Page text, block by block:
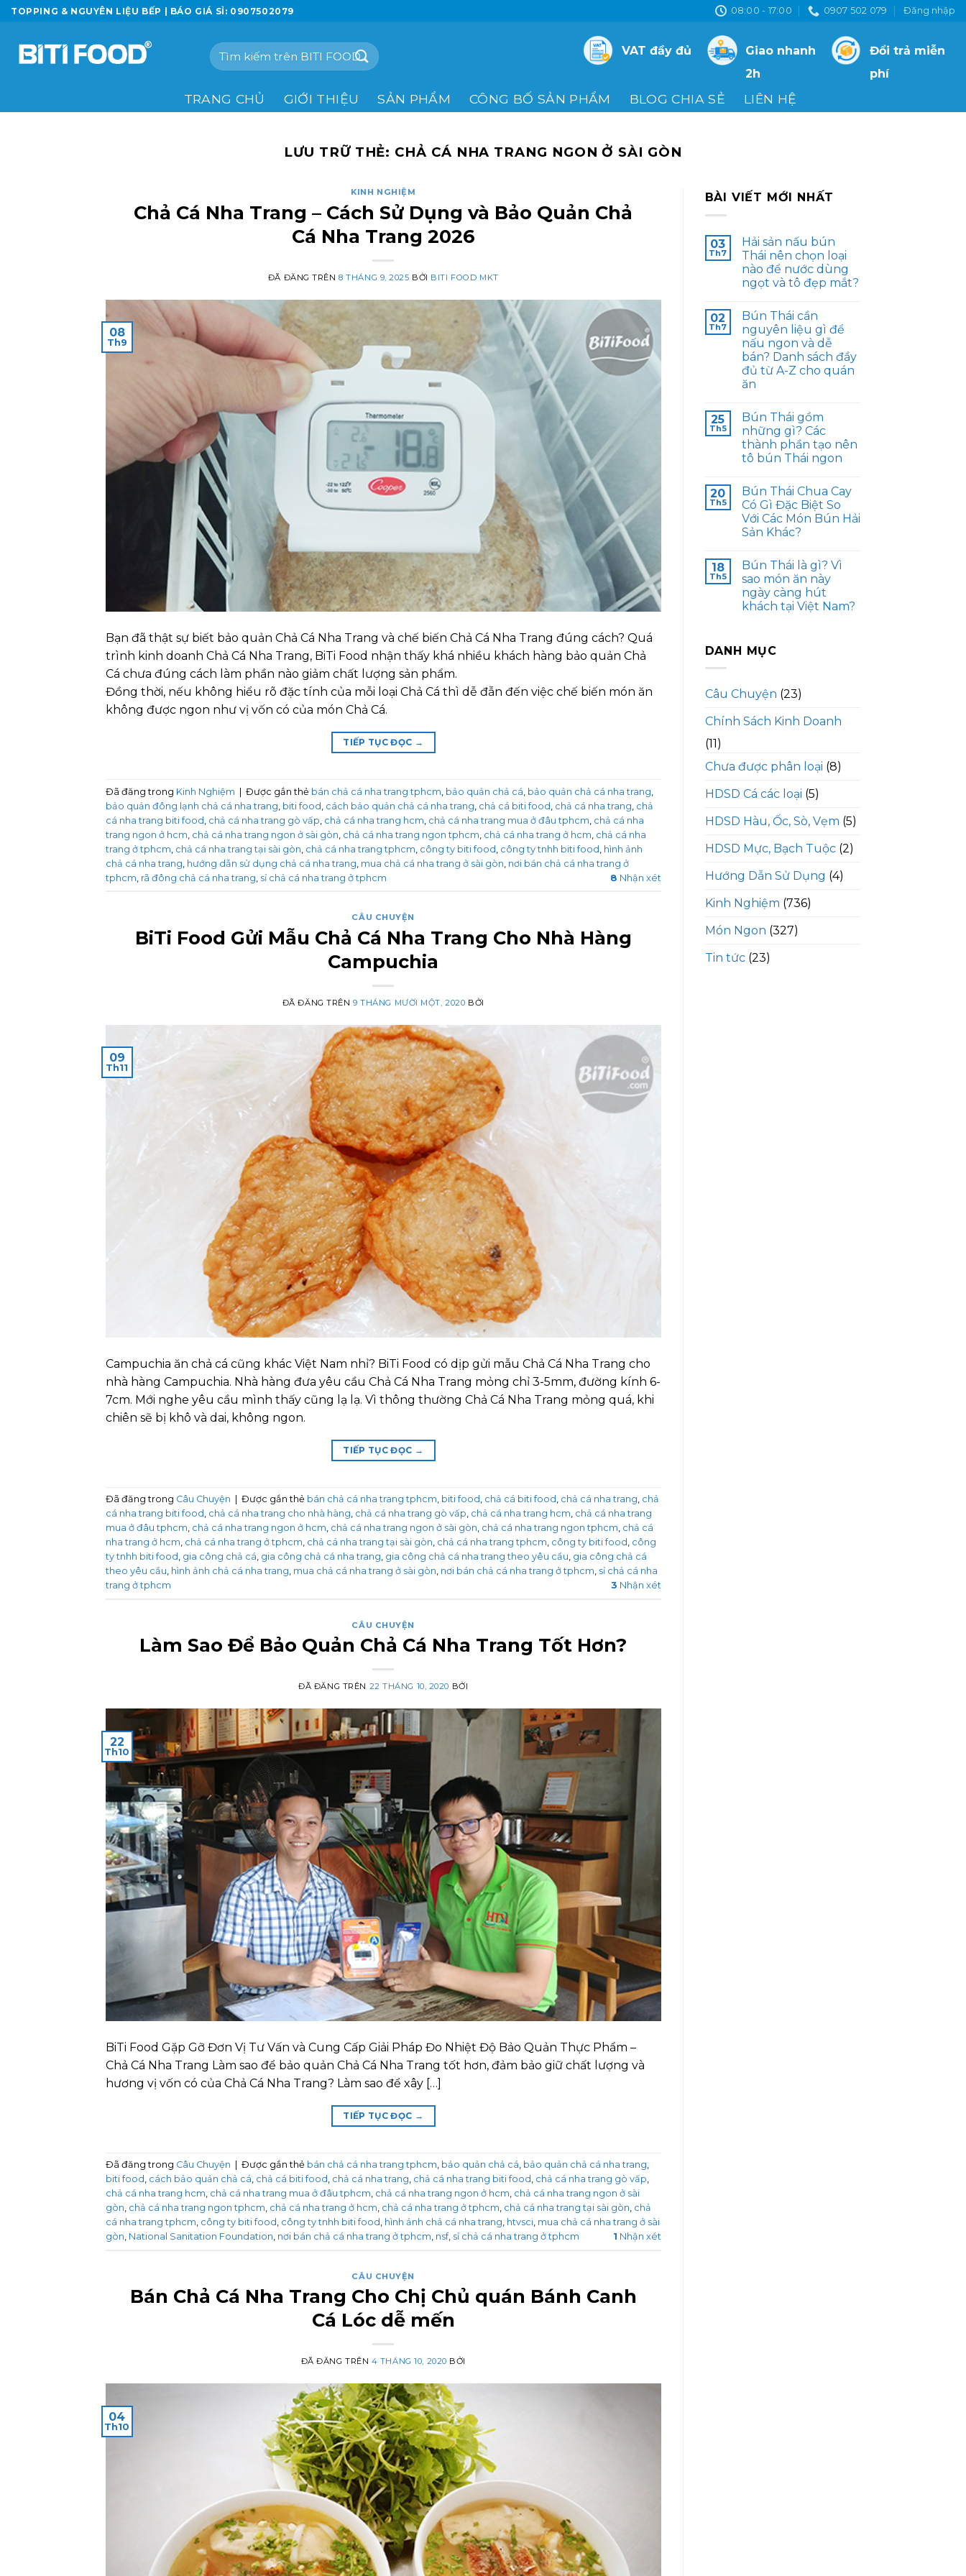
Chuyển
đến
dung
TOPPING & NGUYÊN LIỆU BẾP | BÁO GIÁ SỈ: 0907502079 08:00 - 17:00 0907 502 079 Đăng nhập
Tìm
kiếm:
VAT đầy đủ
Giao nhanh
2h
Đổi trả miễn
phí
TRANG CHỦ GIỚI THIỆU SẢN PHẨM CÔNG BỐ SẢN PHẨM BLOG CHIA SẺ LIÊN HỆ
LƯU TRỮ THẺ: CHẢ CÁ NHA TRANG NGON Ở SÀI GÒN
KINH NGHIỆM
Chả Cá Nha Trang – Cách Sử Dụng và Bảo Quản Chả
Cá Nha Trang 2026
ĐÃ ĐĂNG TRÊN8 THÁNG 9, 2025 BỞI BITI FOOD MKT
08
Th9
Bạn đã thật sự biết bảo quản Chả Cá Nha Trang và chế biến Chả Cá Nha Trang đúng cách? Quá
trình kinh doanh Chả Cá Nha Trang, BiTi Food nhận thấy khá nhiều khách hàng bảo quản Chả
Cá chưa đúng cách làm phần nào giảm chất lượng sản phẩm.
Đồng thời, nếu không hiểu rõ đặc tính của mỗi loại Chả Cá thì dễ đẫn đến việc chế biến món ăn
không được ngon như vị vốn có của món Chả Cá.
TIẾP TỤC ĐỌC →
Đã đăng trong Kinh Nghiệm | Được gắn thẻ bán chả cá nha trang tphcm bảo quản chả cá bảo quản chả cá nha trang
bảo quản đông lạnh chả cá nha trang biti food cách bảo quản chả cá nha trang chả cá biti food chả cá nha trang chả
cá nha trang biti food chả cá nha trang gò vấp chả cá nha trang hcm chả cá nha trang mua ở đâu tphcm chả cá nha
trang ngon ở hcm chả cá nha trang ngon ở sài gòn chả cá nha trang ngon tphcm chả cá nha trang ở hcm chả cá nha
trang ở tphcm chả cá nha trang tại sài gòn chả cá nha trang tphcm công ty biti food công ty tnhh biti food hình ảnh
chả cá nha trang hướng dẫn sử dụng chả cá nha trang mua chả cá nha trang ở sài gòn nơi bán chả cá nha trang ở
tphcm rã đông chả cá nha trang sỉ chả cá nha trang ở tphcm 8 Nhận xét
CÂU CHUYỆN
BiTi Food Gửi Mẫu Chả Cá Nha Trang Cho Nhà Hàng
Campuchia
ĐÃ ĐĂNG TRÊN9 THÁNG MƯỜI MỘT, 2020 BỞI
09
Th11
Campuchia ăn chả cá cũng khác Việt Nam nhỉ? BiTi Food có dịp gửi mẫu Chả Cá Nha Trang cho
nhà hàng Campuchia. Nhà hàng đưa yêu cầu Chả Cá Nha Trang mỏng chỉ 3-5mm, đường kính 6-
7cm. Mới nghe yêu cầu mình thấy cũng lạ lạ. Vì thông thường Chả Cá Nha Trang mỏng quá, khi
chiên sẽ bị khô và dai, không ngon.
TIẾP TỤC ĐỌC →
Đã đăng trong Câu Chuyện Được gắn thẻ bán chả cá nha trang tphcm biti food chả cá biti food chả cá nha trang chả
cá nha trang biti food chả cá nha trang cho nhà hàng chả cá nha trang gò vấp chả cá nha trang hcm chả cá nha trang
mua ở đâu tphcm chả cá nha trang ngon ở hcm chả cá nha trang ngon ở sài gòn chả cá nha trang ngon tphcm chả cá
nha trang ở hcm chả cá nha trang ở tphcm chả cá nha trang tại sài gòn chả cá nha trang tphcm công ty biti food công
ty tnhh biti food gia công chả cá gia công chả cá nha trang gia công chả cá nha trang theo yêu cầu gia công chả cá
theo yêu cầu hình ảnh chả cá nha trang mua chả cá nha trang ở sài gòn nơi bán chả cá nha trang ở tphcm sỉ chả cá nha
trang ở tphcm
3 Nhận xét
CÂU CHUYỆN
Làm Sao Để Bảo Quản Chả Cá Nha Trang Tốt Hơn?
ĐÃ ĐĂNG TRÊN 22 THÁNG 10, 2020 BỞI
22
Th10
BiTi Food Gặp Gỡ Đơn Vị Tư Vấn và Cung Cấp Giải Pháp Đo Nhiệt Độ Bảo Quản Thực Phẩm –
Chả Cá Nha Trang Làm sao để bảo quản Chả Cá Nha Trang tốt hơn, đảm bảo giữ chất lượng và
hương vị vốn có của Chả Cá Nha Trang? Làm sao để xây […]
TIẾP TỤC ĐỌC →
Đã đăng trong Câu Chuyện Được gắn thẻ bán chả cá nha trang tphcm, bảo quản chả cá, bảo quản chả cá nha trang,
biti food , cách bảo quản chả cá, chả cá biti food , chả cá nha trang, chả cá nha trang biti food , chả cá nha trang gò vấp,
chả cá nha trang hcm, chả cá nha trang mua ở đâu tphcm, chả cá nha trang ngon ở hcm, chả cá nha trang ngon ở sài
gòn, chả cá nha trang ngon tphcm, chả cá nha trang ở hcm, chả cá nha trang ở tphcm, chả cá nha trang tại sài gòn, chả
cá nha trang tphcm, công ty biti food , công ty tnhh biti food , hình ảnh chả cá nha trang, htvsci, mua chả cá nha trang ở sài
gòn, National Sanitation Foundation, nơi bán chả cá nha trang ở tphcm, nsf, sỉ chả cá nha trang ở tphcm 1 Nhận xét
CÂU CHUYỆN
Bán Chả Cá Nha Trang Cho Chị Chủ quán Bánh Canh
Cá Lóc dễ mến
ĐÃ ĐĂNG TRÊN 4 THÁNG 10, 2020 BỞI
04
Th10
BÀI VIẾT MỚI NHẤT
03
Th7
Hải sản nấu bún
Thái nên chọn loại
nào để nước dùng
ngọt và tô đẹp mắt?
02
Th7
Bún Thái cần
nguyên liệu gì để
nấu ngon và dễ
bán? Danh sách đầy
đủ từ A-Z cho quán
ăn
25
Th5
Bún Thái gồm
những gì? Các
thành phần tạo nên
tô bún Thái ngon
20
Th5
Bún Thái Chua Cay
Có Gì Đặc Biệt So
Với Các Món Bún Hải
Sản Khác?
18
Th5
Bún Thái là gì? Vì
sao món ăn này
ngày càng hút
khách tại Việt Nam?
DANH MỤC
Câu Chuyện (23)
Chính Sách Kinh Doanh
(11)
Chưa được phân loại (8)
HDSD Cá các loại (5)
HDSD Hàu, Ốc, Sò, Vẹm (5)
HDSD Mực, Bạch Tuộc(2)
Hướng Dẫn Sử Dụng (4)
Kinh Nghiệm (736)
Món Ngon (327)
Tin tức(23)